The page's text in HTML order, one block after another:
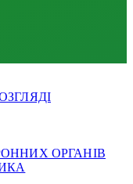
ОРГАНІВ